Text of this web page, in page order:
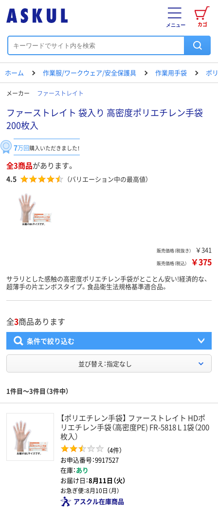
カゴ
メニュー
ホーム 作業服/ワークウェア/安全保護具 作業用手袋 ポ
メーカー ファーストレイト
ファーストレイト 袋入り 高密度ポリエチレン手袋
200枚入
7万回購入いただきました！
全3商品があります。
4.5 （バリエーション中の最高値）
販売価格（税抜き） ￥341
販売価格（税込） ￥375
サラリとした感触の高密度ポリエチレン手袋がとことん安い!経済的な、
超薄手の片エンボスタイプ。食品衛生法規格基準適合品。
全3商品あります
条件で絞り込む
並び替え：指定なし
1件目～3件目（3件中）
【ポリエチレン手袋】 ファーストレイト HDポ
リエチレン手袋（高密度PE) FR-5818 L 1袋（200
枚入）
（4件）
お申込番号：9917527
在庫：あり
お届け日：8月11日（火）
お急ぎ便：8月10日（月）
アスクル在庫商品